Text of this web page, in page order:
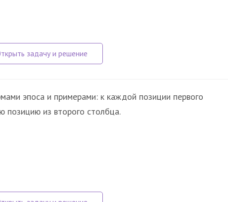
эпоса и примерами: к каждой позиции первого
позицию из второго столбца.